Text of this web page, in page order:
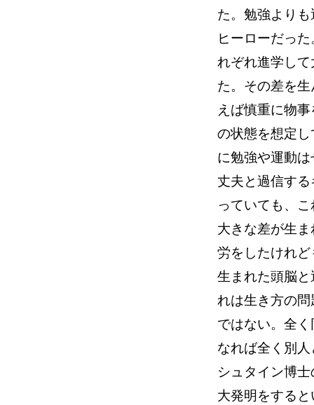
た。勉強より
ヒーローだっ
れぞれ進学し
た。その差を
えば慎重に物
の状態を想定
に勉強や運動
丈夫と過信す
っていても、
大きな差が生
労をしたけれ
生まれた頭脳
れは生き方の
ではない。全
なれば全く別
シュタイン博
大発明をする